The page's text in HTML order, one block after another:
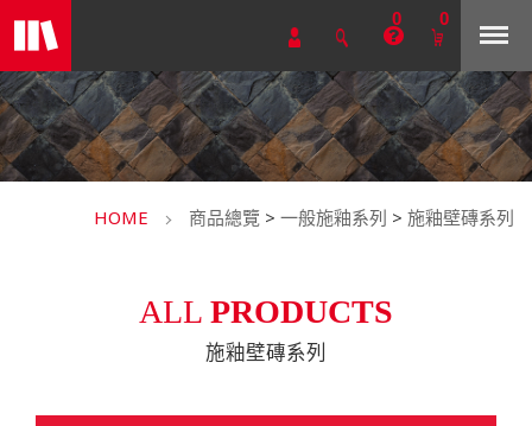
0 0
ALL PRODUCTS
施釉壁磚系列
HOME 商品總覽 > 一般施釉系列 > 施釉壁磚系列